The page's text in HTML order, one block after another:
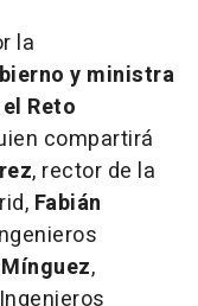
la
y ministra
Reto
compartirá
, rector de la
Fabián
,